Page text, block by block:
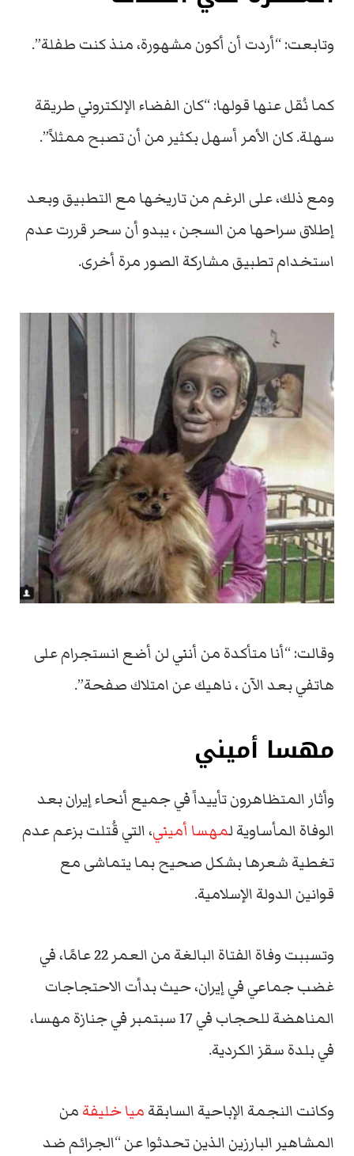
وتابعت: “أردت أن أكون مشهورة، منذ كنت طفلة”.
كما نُقل عنها قولها: “كان الفضاء الإلكتروني طريقة
سهلة. كان الأمر أسهل بكثير من أن تصبح ممثلاً”.
ومع ذلك، على الرغم من تاريخها مع التطبيق وبعد
إطلاق سراحها من السجن ، يبدو أن سحر قررت عدم
استخدام تطبيق مشاركة الصور مرة أخرى.
وقالت: “أنا متأكدة من أنني لن أضع انستجرام على
هاتفي بعد الآن ، ناهيك عن امتلاك صفحة”.
مهسا أميني
وأثار المتظاهرون تأييداً في جميع أنحاء إيران بعد
الوفاة المأساوية لمهسا أميني، التي قُتلت بزعم عدم
تغطية شعرها بشكل صحيح بما يتماشى مع
قوانين الدولة الإسلامية.
وتسببت وفاة الفتاة البالغة من العمر 22 عامًا، في
غضب جماعي في إيران، حيث بدأت الاحتجاجات
المناهضة للحجاب في 17 سبتمبر في جنازة مهسا،
في بلدة سقز الكردية.
وكانت النجمة الإباحية السابقةميا خليفةمن
المشاهير البارزين الذين تحدثوا عن “الجرائم ضد